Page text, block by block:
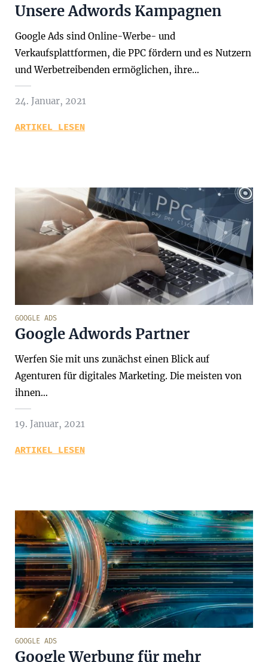
Unsere Adwords Kampagnen
Google Ads sind Online-Werbe- und
Verkaufsplattformen, die PPC fördern und es Nutzern
und Werbetreibenden ermöglichen, ihre…
24. Januar, 2021
ARTIKEL LESEN
GOOGLE ADS
Google Adwords Partner
Werfen Sie mit uns zunächst einen Blick auf
Agenturen für digitales Marketing. Die meisten von
ihnen…
19. Januar, 2021
ARTIKEL LESEN
GOOGLE ADS
Google Werbung für mehr